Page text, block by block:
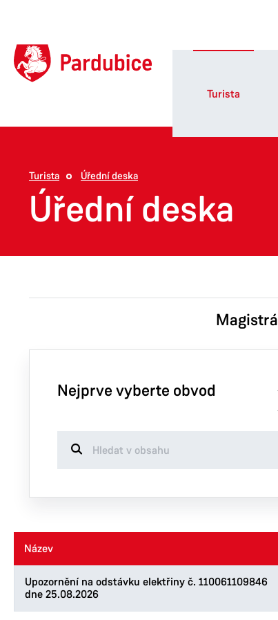
Turista
Turista Úřední deska
Úřední deska
Nejprve vyberte obvod
Název
Upozornění na odstávku elektřiny č. 110061109846
dne 25.08.2026
Název